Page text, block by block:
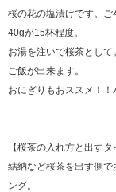
桜の花の塩漬けです。ご
40gが15杯程度。
お湯を注いで桜茶とし
ご飯が出来ます。
おにぎりもおススメ！！
【桜茶の入れ方と出すタ
結納など桜茶を出す側で
ング。